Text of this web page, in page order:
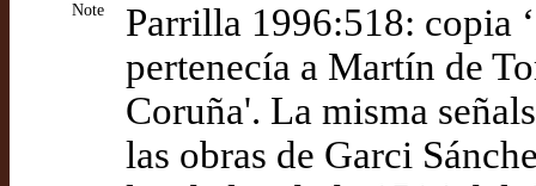
Note
Parrilla 1996:518: copia
pertenecía a Martín de
Coruña'. La misma
las obras de Garci